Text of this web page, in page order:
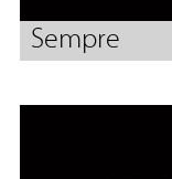
Sempre